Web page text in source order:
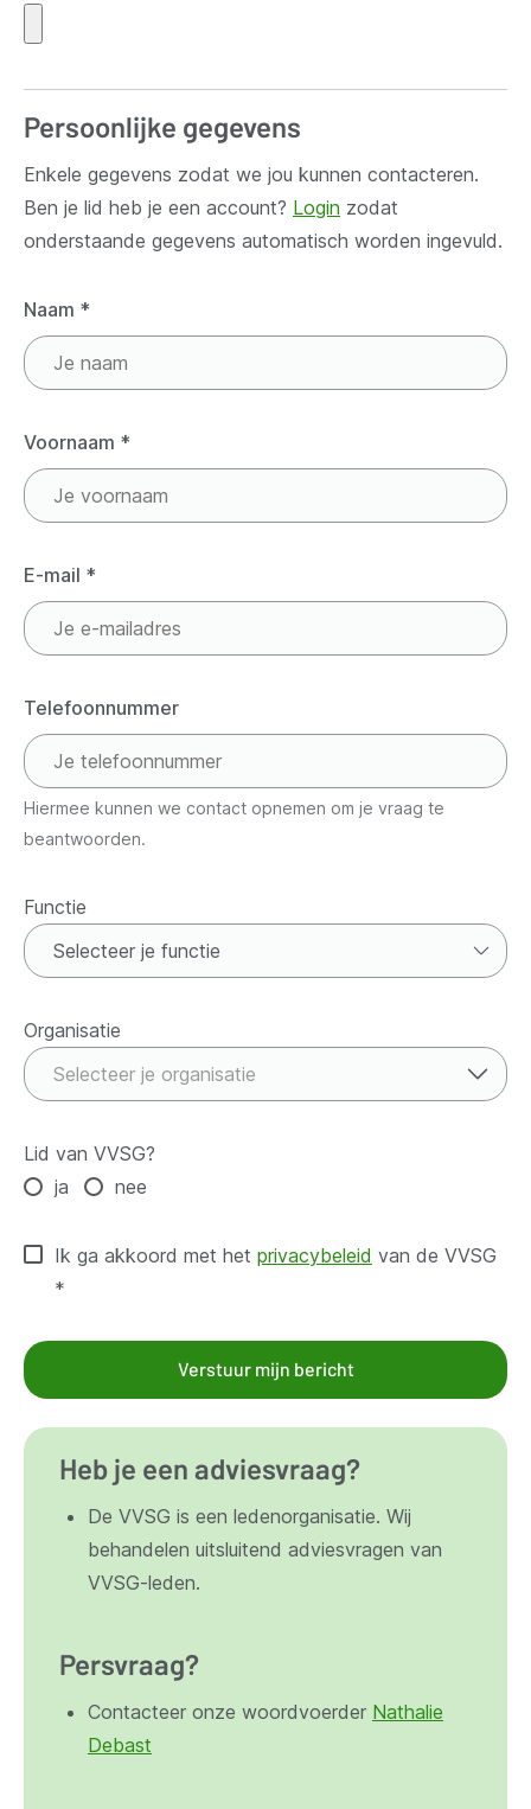
Persoonlijke gegevens
Enkele gegevens zodat we jou kunnen contacteren.
Ben je lid heb je een account? Login zodat
onderstaande gegevens automatisch worden ingevuld.
Naam *
Voornaam *
E-mail *
Telefoonnummer
Hiermee kunnen we contact opnemen om je vraag te
beantwoorden.
Functie
Functie
Organisatie
Organisatie
Selecteer je organisatie
Lid van VVSG?
ja
nee
Ik ga akkoord met het privacybeleid van de VVSG
*
Verstuur mijn bericht
Heb je een adviesvraag?
De VVSG is een ledenorganisatie. Wij
behandelen uitsluitend adviesvragen van
VVSG-leden.
Persvraag?
Contacteer onze woordvoerder Nathalie
Debast